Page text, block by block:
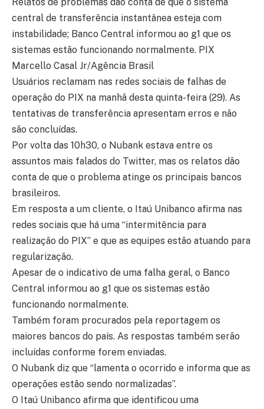
central de transferência instantânea esteja com
instabilidade; Banco Central informou ao g1 que os
sistemas estão funcionando normalmente. PIX
Marcello Casal Jr/Agência Brasil
Usuários reclamam nas redes sociais de falhas de
operação do PIX na manhã desta quinta-feira (29). As
tentativas de transferência apresentam erros e não
são concluídas.
Por volta das 10h30, o Nubank estava entre os
assuntos mais falados do Twitter, mas os relatos dão
conta de que o problema atinge os principais bancos
brasileiros.
Em resposta a um cliente, o Itaú Unibanco afirma nas
redes sociais que há uma “intermitência para
realização do PIX” e que as equipes estão atuando para
regularização.
Apesar de o indicativo de uma falha geral, o Banco
Central informou ao g1 que os sistemas estão
funcionando normalmente.
Também foram procurados pela reportagem os
maiores bancos do país. As respostas também serão
incluídas conforme forem enviadas.
O Nubank diz que “lamenta o ocorrido e informa que as
operações estão sendo normalizadas”.
O Itaú Unibanco afirma que identificou uma